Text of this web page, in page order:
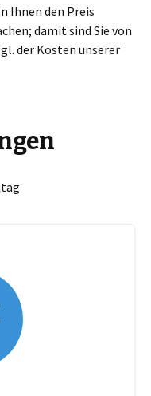
Ihnen den Preis
damit sind Sie von
der Kosten unserer